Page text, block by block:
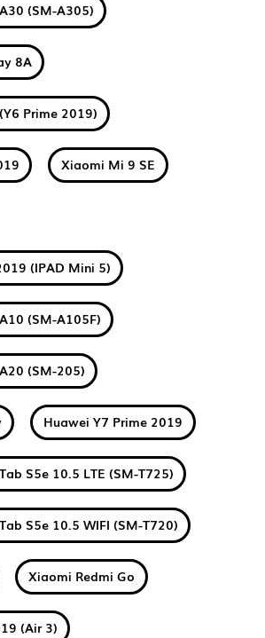
(SM-A305)
8A
Prime 2019)
Xiaomi Mi 9 SE
(IPAD Mini 5)
(SM-A105F)
(SM-205)
Huawei Y7 Prime 2019
S5e 10.5 LTE (SM-T725)
S5e 10.5 WIFI (SM-T720)
Xiaomi Redmi Go
(Air 3)